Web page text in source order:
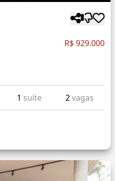
R$ 929.000
1 suíte 2vagas